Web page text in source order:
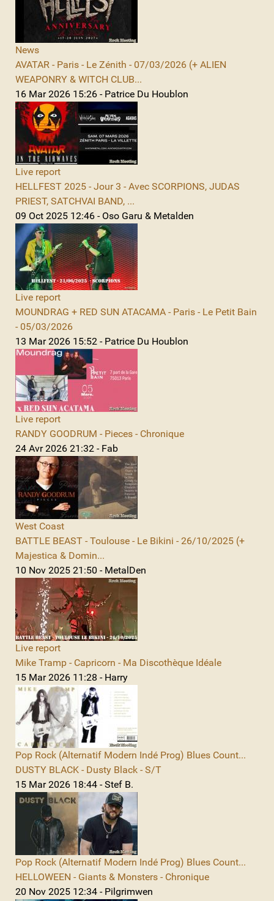
News
AVATAR - Paris - Le Zénith - 07/03/2026 (+ ALIEN
WEAPONRY & WITCH CLUB...
16 Mar 2026 15:26 - Patrice Du Houblon
Live report
HELLFEST 2025 - Jour 3 - Avec SCORPIONS, JUDAS
PRIEST, SATCHVAI BAND, ...
09 Oct 2025 12:46 - Oso Garu & Metalden
Live report
MOUNDRAG + RED SUN ATACAMA - Paris - Le Petit Bain
- 05/03/2026
13 Mar 2026 15:52 - Patrice Du Houblon
Live report
RANDY GOODRUM - Pieces - Chronique
24 Avr 2026 21:32 - Fab
West Coast
BATTLE BEAST - Toulouse - Le Bikini - 26/10/2025 (+
Majestica & Domin...
10 Nov 2025 21:50 - MetalDen
Live report
Mike Tramp - Capricorn - Ma Discothèque Idéale
15 Mar 2026 11:28 - Harry
Pop Rock (Alternatif Modern Indé Prog) Blues Count...
DUSTY BLACK - Dusty Black - S/T
15 Mar 2026 18:44 - Stef B.
Pop Rock (Alternatif Modern Indé Prog) Blues Count...
HELLOWEEN - Giants & Monsters - Chronique
20 Nov 2025 12:34 - Pilgrimwen